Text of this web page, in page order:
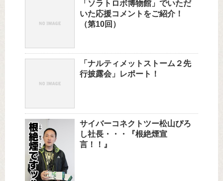
「ソラトロボ博物館」でいただ
いた応援コメントをご紹介！
（第10回）
「ナルティメットストーム２先
行披露会」レポート！
サイバーコネクトツー松山ぴろ
し社長・・・『根絶煙宣
言！！』